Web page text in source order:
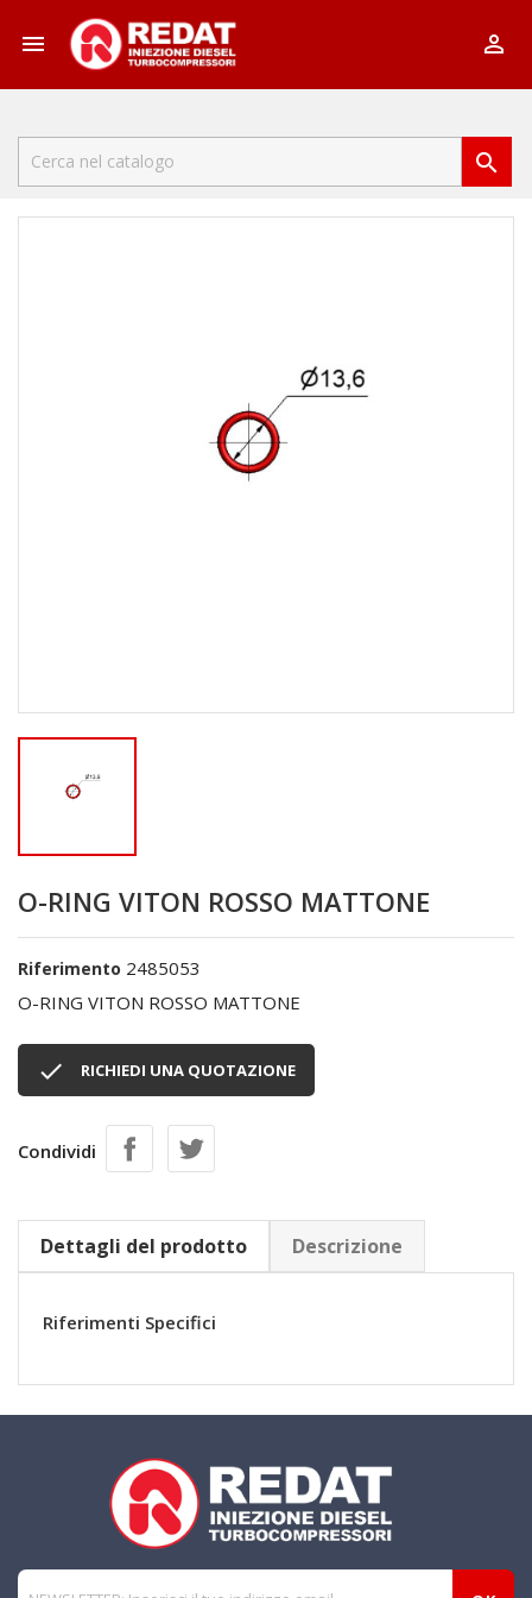
 

O-RING VITON ROSSO MATTONE
Riferimento 2485053
O-RING VITON ROSSO MATTONE
 RICHIEDI UNA QUOTAZIONE
Condividi
Dettagli del prodotto Descrizione
Riferimenti Specifici